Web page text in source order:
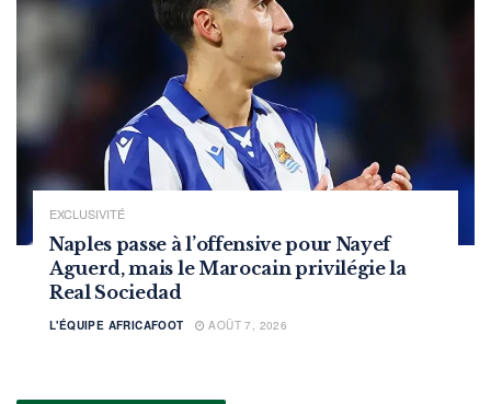
EXCLUSIVITÉ
Naples passe à l’offensive pour Nayef
Aguerd, mais le Marocain privilégie la
Real Sociedad
L'ÉQUIPE AFRICAFOOT AOÛT 7, 2026